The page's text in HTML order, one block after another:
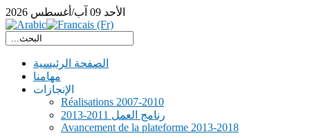
الأحد 09 آب/أغسطس 2026
الصفحة الرئيسية
مهامنا
الإنجازات
Réalisations 2007-2010
رنامج العمل 2011-2013
Avancement de la plateforme 2013-2018